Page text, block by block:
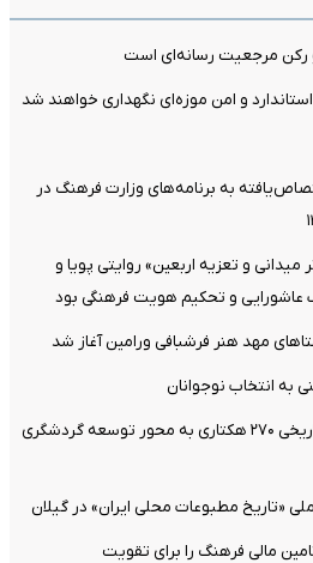
رکن مرجعیت رسانه‌ای است
و امن موزه‌ای نگهداری خواهند شد
به برنامه‌های وزارت فرهنگ در
و تعزیه اربعین» روایتی پویا و
عاشورایی و تحکیم هویت فرهنگی بود
مهد هنر فرشبافی ورامین آغاز شد
به انتخاب نوجوانان
دزفول آماده تبدیل بافت تاریخی ۲۷۰ هکتاری به محور توسعه گردشگری
«تاریخ مطبوعات محلی ایران» در گیلان
مالی فرهنگ را برای تقویت